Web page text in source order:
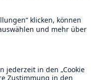
nach § 22 Abs. 1